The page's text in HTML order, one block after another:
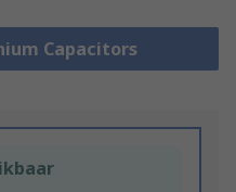
Capacitors